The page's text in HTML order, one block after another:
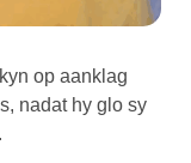
op aanklag
nadat hy glo sy